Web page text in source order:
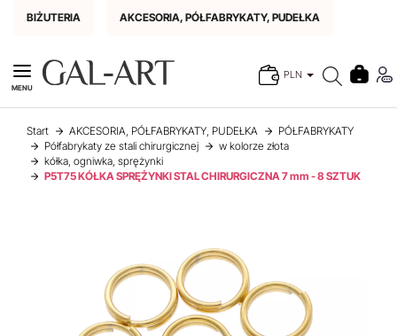
BIŻUTERIA AKCESORIA, PÓŁFABRYKATY, PUDEŁKA
PLN
MENU
Start AKCESORIA, PÓŁFABRYKATY, PUDEŁKA
PÓŁFABRYKATY
Półfabrykaty ze stali chirurgicznej
w kolorze złota
kółka, ogniwka, sprężynki
P5T75 KÓŁKA SPRĘŻYNKI STAL CHIRURGICZNA 7 mm - 8 SZTUK